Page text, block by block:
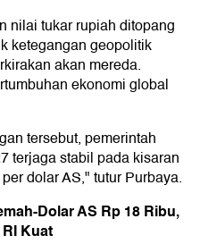
nilai tukar rupiah ditopang
ketegangan geopolitik
akan mereda.
ekonomi global
tersebut, pemerintah
terjaga stabil pada kisaran
dolar AS," tutur Purbaya.
Dolar AS Rp 18 Ribu,
Kuat